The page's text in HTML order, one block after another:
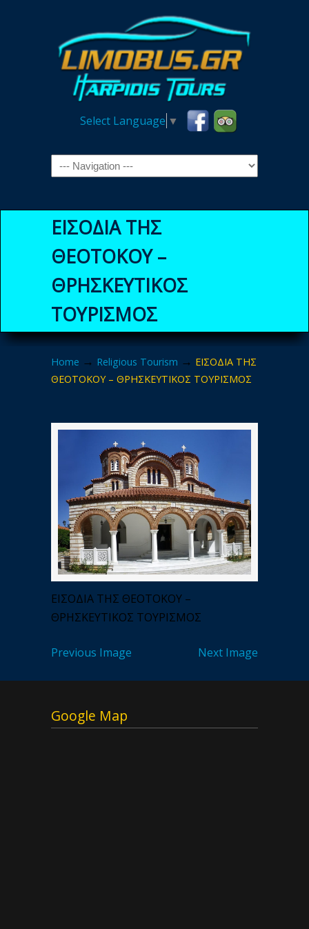
Select Language ▼
Navigation
ΕΙΣΟΔΙΑ ΤΗΣ
ΘΕΟΤΟΚΟΥ –
ΘΡΗΣΚΕΥΤΙΚΟΣ
ΤΟΥΡΙΣΜΟΣ
Home → Religious Tourism → ΕΙΣΟΔΙΑ ΤΗΣ
ΘΕΟΤΟΚΟΥ – ΘΡΗΣΚΕΥΤΙΚΟΣ ΤΟΥΡΙΣΜΟΣ
ΕΙΣΟΔΙΑ ΤΗΣ ΘΕΟΤΟΚΟΥ –
ΘΡΗΣΚΕΥΤΙΚΟΣ ΤΟΥΡΙΣΜΟΣ
Previous Image Next Image
Google Map